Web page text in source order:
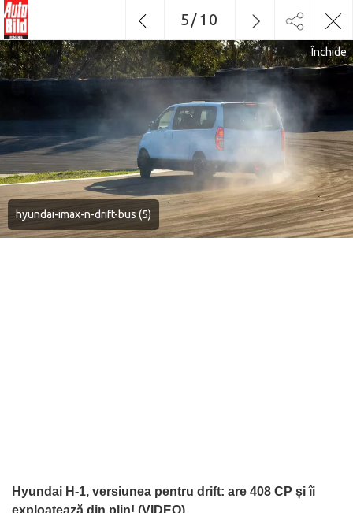
hyundai-imax-n-drift-bus (5)
Hyundai H-1, versiunea pentru drift: are 408 CP și îi
exploatează din plin! (VIDEO)
Închide
5/10